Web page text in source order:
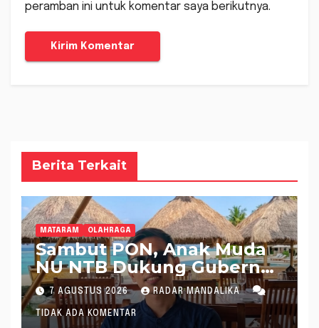
peramban ini untuk komentar saya berikutnya.
Berita Terkait
MATARAM OLAHRAGA
Sambut PON, Anak Muda
NU NTB Dukung Gubernur
Pimpin KONI NTB
7 AGUSTUS 2026 RADAR MANDALIKA
TIDAK ADA KOMENTAR